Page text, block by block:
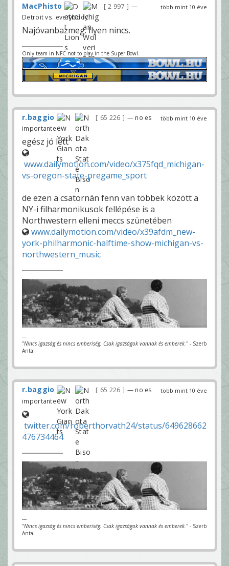
több mint 10 éve
MacPhisto 2 997
—
Detroit vs. everybody
Najóvanbazmeg. Ilyen nincs.
Only team in NFC not to play in the Super Bowl.
több mint 10 éve
r.baggio 65 226
— no es
importante
egész jó lett
www.dailymotion.com/video/x375fqd_michigan-
vs-oregon-state-pregame_sport
de ezen a csatornán fenn van többek között a
NY-i filharmonikusok fellépése is a
Northwestern elleni meccs szünetében
www.dailymotion.com/video/x39afdm_new-
york-philharmonic-halftime-show-michigan-vs-
northwestern_music
---
"Nincs igazság és nincs emberiség. Csak igazságok vannak és emberek." - Szerb
Antal
több mint 10 éve
r.baggio 65 226
— no es
importante
twitter.com/roberthorvath24/status/649628662
476734464
---
"Nincs igazság és nincs emberiség. Csak igazságok vannak és emberek." - Szerb
Antal